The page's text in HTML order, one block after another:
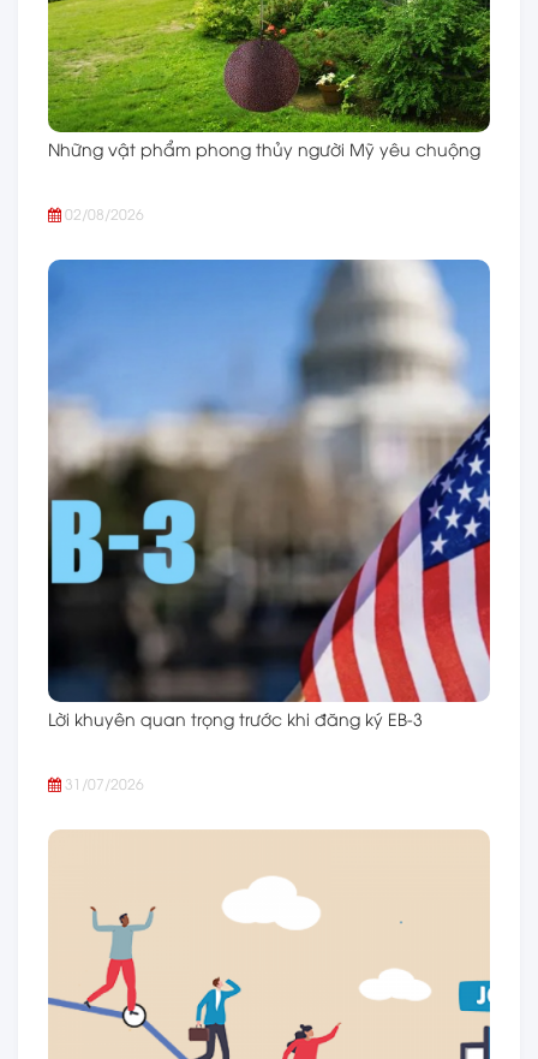
Những vật phẩm phong thủy người Mỹ yêu chuộng
02/08/2026
Lời khuyên quan trọng trước khi đăng ký EB-3
31/07/2026